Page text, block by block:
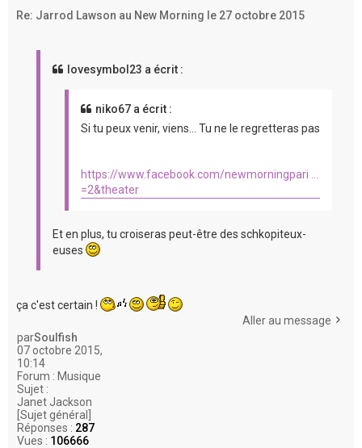
Re: Jarrod Lawson au New Morning le 27 octobre 2015
lovesymbol23 a écrit :
niko67 a écrit :
Si tu peux venir, viens... Tu ne le regretteras pas
https://www.facebook.com/newmorningpari ...
=2&theater
Et en plus, tu croiseras peut-être des schkopiteux-
euses
ça c'est certain !
Aller au message
parSoulfish
07 octobre 2015,
10:14
Forum : Musique
Sujet :
Janet Jackson
[Sujet général]
Réponses : 287
Vues : 106666